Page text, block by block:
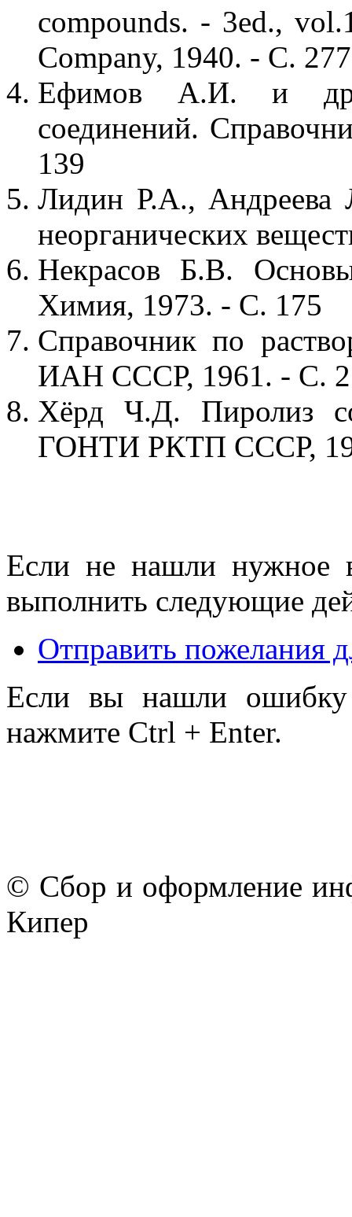
compounds. - 3ed.,
Company, 1940. - С.
Ефимов А.И. и др.
соединений.
139
Лидин Р.А.,
неорганических
Некрасов Б.В.
Химия, 1973. - С. 175
Справочник по
ИАН СССР, 1961. - С.
Хёрд Ч.Д. Пиролиз
ГОНТИ РКТП СССР,
Если не нашли нужное
выполнить следующие
Отправить пожелания
Если вы нашли ошибку
нажмите Ctrl + Enter.
© Сбор и оформление
Кипер